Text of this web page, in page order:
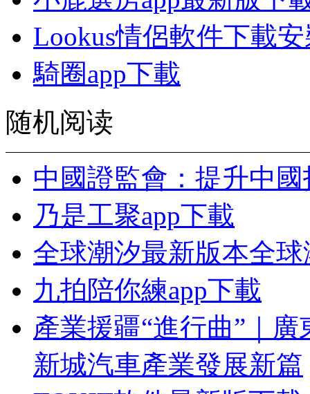
Lookus情侶軟件下載
騎圈app下載
随机阅读
中國證監會：提升中
乃是工聚app下載
全球潮汐最新版本全球
九拍陪你練app下載
產業援疆“進行曲”｜
新城汽車產業發展新篇